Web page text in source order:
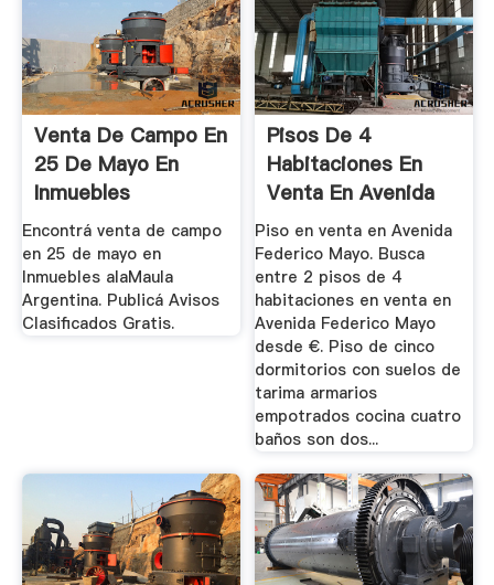
Venta De Campo En
25 De Mayo En
Inmuebles
Argentina ...
Encontrá venta de campo
en 25 de mayo en
Inmuebles alaMaula
Argentina. Publicá Avisos
Clasificados Gratis.
Pisos De 4
Habitaciones En
Venta En Avenida
Federico Mayo ...
Piso en venta en Avenida
Federico Mayo. Busca
entre 2 pisos de 4
habitaciones en venta en
Avenida Federico Mayo
desde €. Piso de cinco
dormitorios con suelos de
tarima armarios
empotrados cocina cuatro
baños son dos...